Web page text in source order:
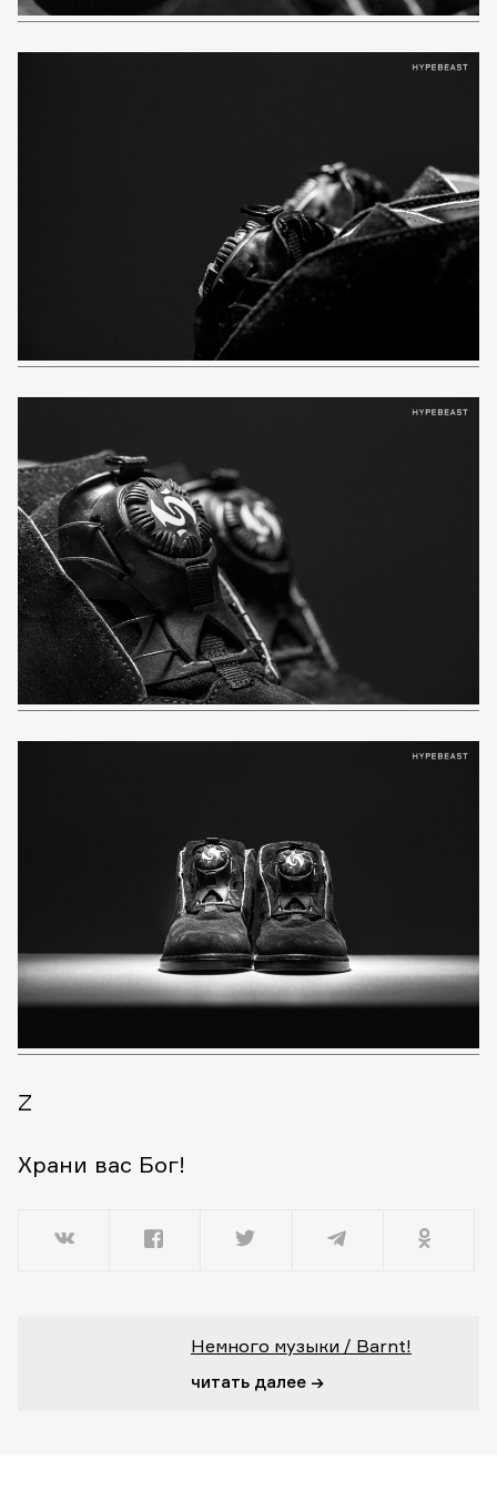
Z
Храни вас Бог!
Немного музыки / Barnt!
читать далее →